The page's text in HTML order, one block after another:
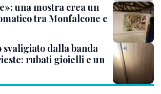
una mostra crea un
tra Monfalcone e
dalla banda
rubati gioielli e un